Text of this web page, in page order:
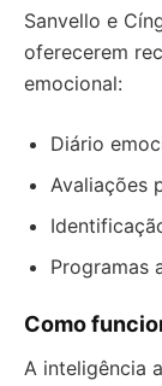
Sanvello e
oferecerem
emocional:
Diário
Avaliações
Programas
Como
A inteligência